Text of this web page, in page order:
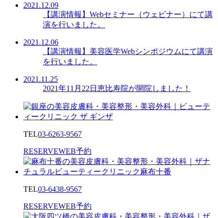
2021.12.09
【講演情報】Webセミナー（ウェビナー）にて講
演を行いました。
2021.12.06
【講演情報】美容医学Webシンポジウムにて講演
を行いました。
2021.11.25
2021年11月22日恵比寿院が開院しました！
TEL03-6263-9567
RESERVEWEB予約
TEL03-6438-9567
RESERVEWEB予約